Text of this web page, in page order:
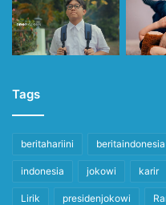
Tags
beritahariini beritaindonesia
indonesia jokowi karir
Lirik presidenjokowi